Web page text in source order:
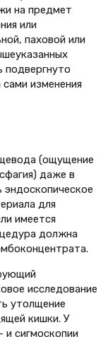
на предмет
или
паховой или
изменения
(ощущение
даже в
эндоскопическое
для
имеется
должна
исследование
утолщение
кишки. У
сигмоскопии